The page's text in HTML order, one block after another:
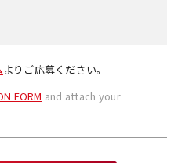
よりご応募ください。
FORM and attach your